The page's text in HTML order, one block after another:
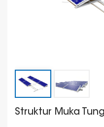
Struktur Muka